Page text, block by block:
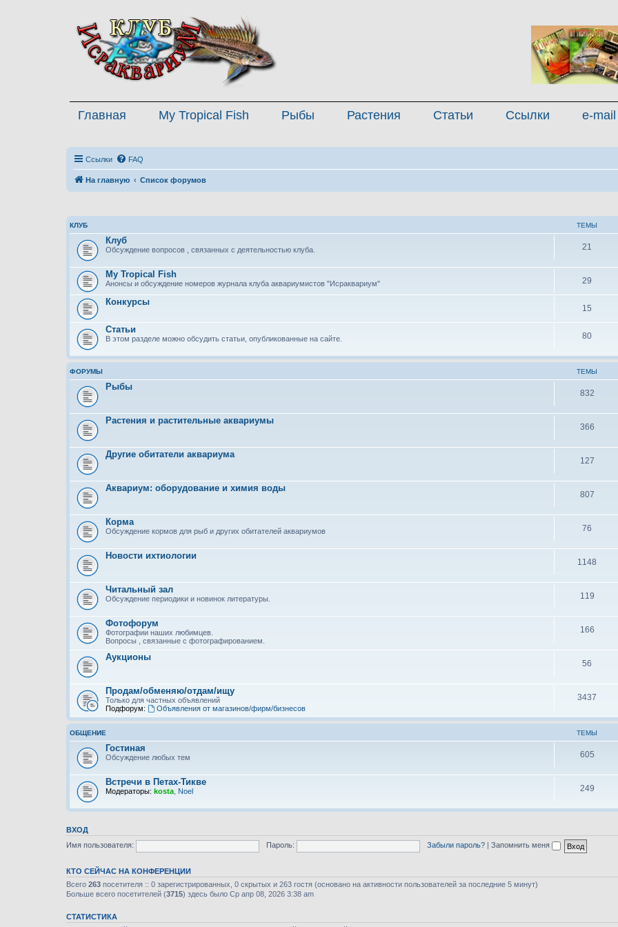
Главная My Tropical Fish Рыбы Растения Статьи Ссылки e-mail
Ссылки FAQ
На главную Список форумов
КЛУБ ТЕМЫ
Клуб
Обсуждение вопросов , связанных с деятельностью клуба. 21
My Tropical Fish
Анонсы и обсуждение номеров журнала клуба аквариумистов "Исраквариум" 29
Конкурсы
15
Статьи
В этом разделе можно обсудить статьи, опубликованные на сайте. 80
ФОРУМЫ ТЕМЫ
Рыбы
832
Растения и растительные аквариумы
366
Другие обитатели аквариума
127
Аквариум: оборудование и химия воды
807
Корма
Обсуждение кормов для рыб и других обитателей аквариумов 76
Новости ихтиологии
1148
Читальный зал
Обсуждение периодики и новинок литературы. 119
Фотофорум
Фотографии наших любимцев.
Вопросы , связанные с фотографированием.
166
Аукционы
56
Продам/обменяю/отдам/ищу
Только для частных объявлений
Подфорум:
Объявления от магазинов/фирм/бизнесов
3437
ОБЩЕНИЕ ТЕМЫ
Гостиная
Обсуждение любых тем 605
Встречи в Петах-Тикве
Модераторы: kosta Noel 249
ВХОД
Имя пользователя:
Пароль: Забыли пароль? Запомнить меня
КТО СЕЙЧАС НА КОНФЕРЕНЦИИ
Всего 263 посетителя :: 0 зарегистрированных, 0 скрытых и 263 гостя (основано на активности пользователей за последние 5 минут)
Больше всего посетителей (3715) здесь было Ср апр 08, 2026 3:38 am
СТАТИСТИКА